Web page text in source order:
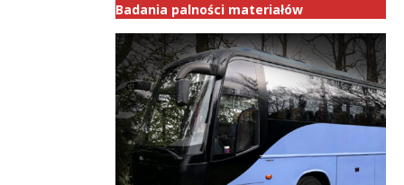
Badania palności materiałów